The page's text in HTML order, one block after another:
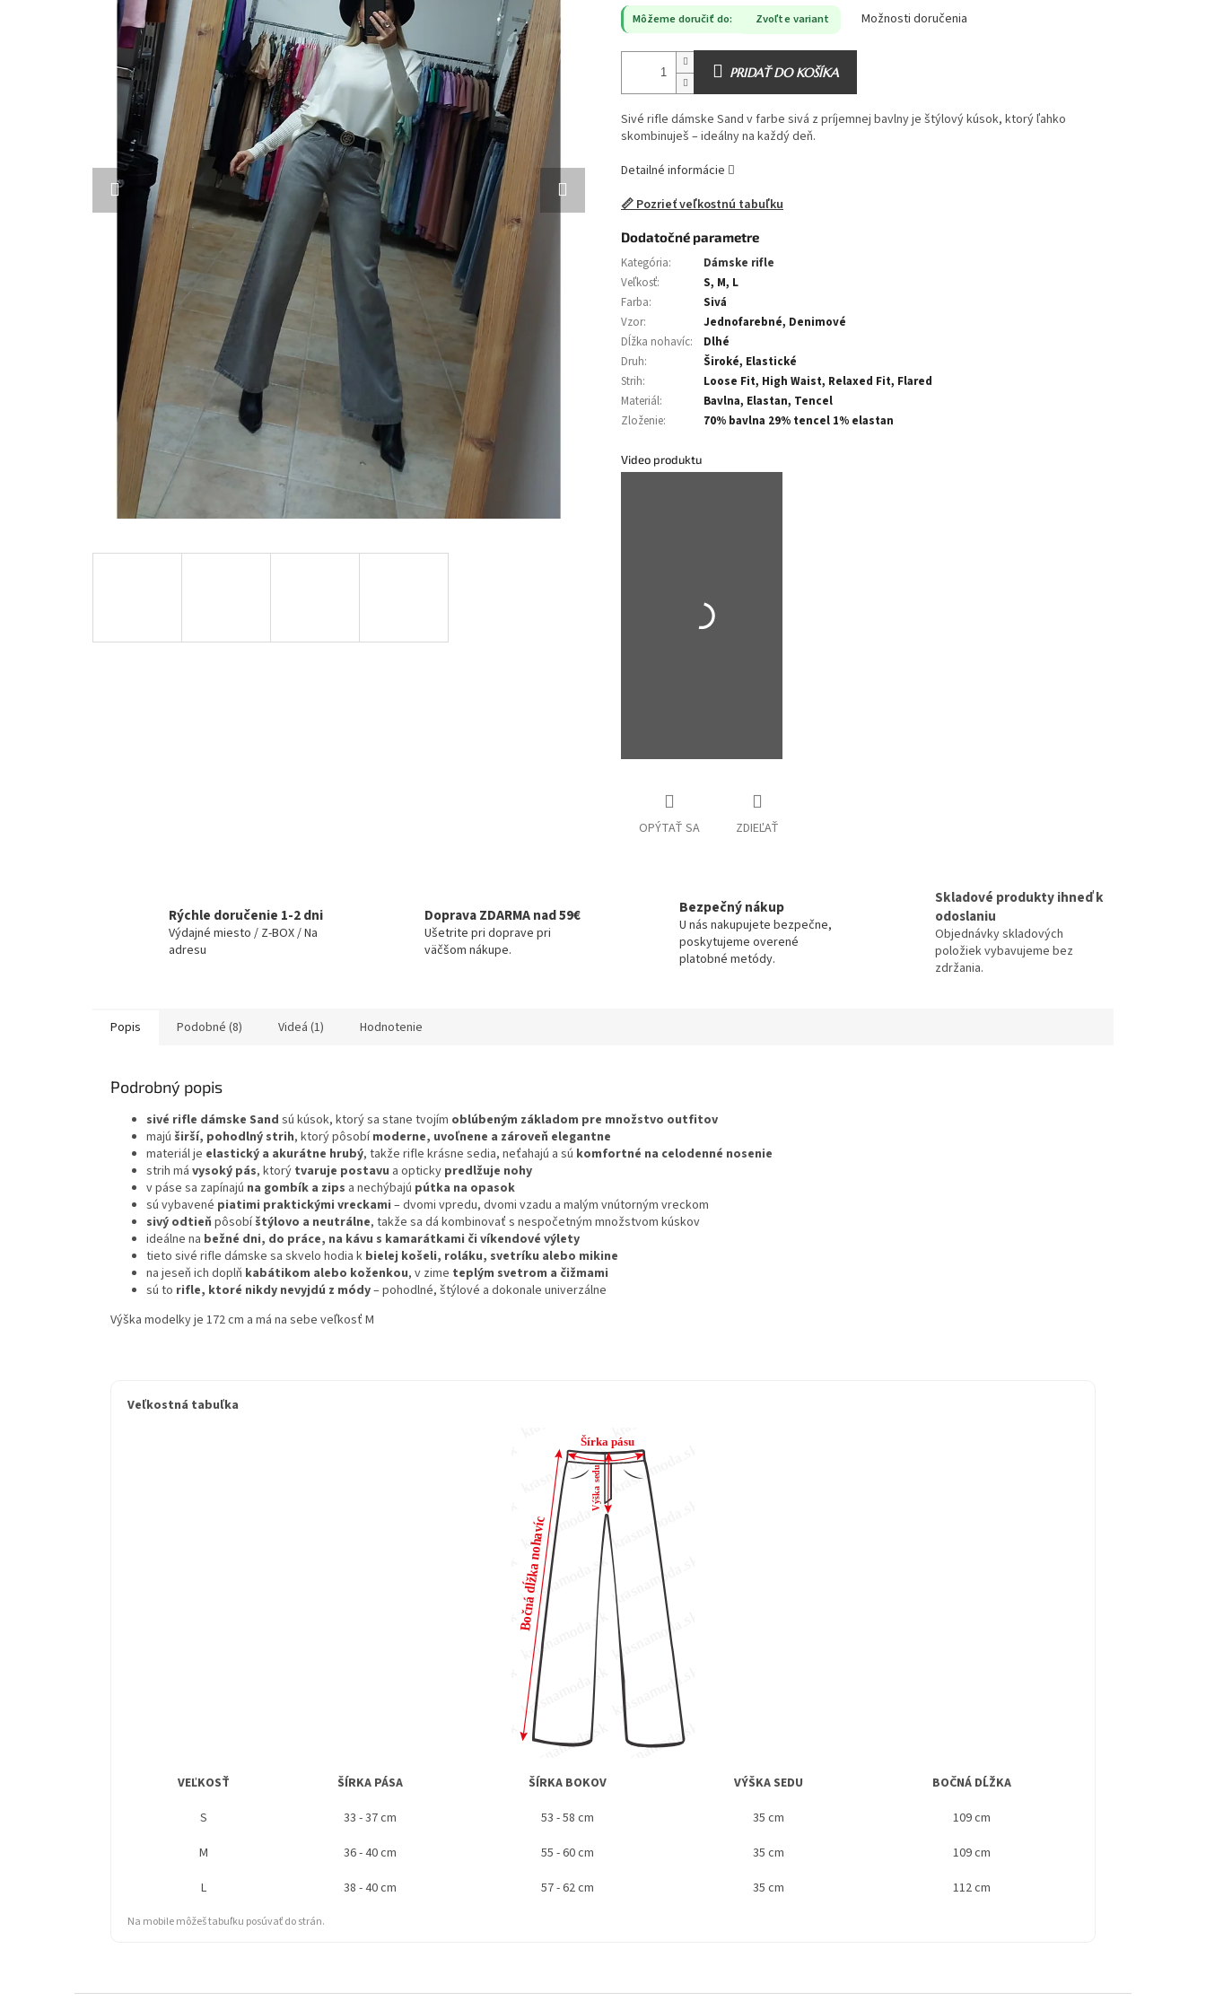
Môžeme doručiť do: Zvoľte variant Možnosti doručenia
PRIDAŤ DO KOŠÍKA
Sivé rifle dámske Sand v farbe sivá z príjemnej bavlny je štýlový kúsok, ktorý ľahko
skombinuješ – ideálny na každý deň.
Detailné informácie
📏 Pozrieť veľkostnú tabuľku
Dodatočné parametre
Kategória:
Dámske rifle
Veľkosť:
S, M, L
Farba:
Sivá
Vzor:
Jednofarebné, Denimové
Dĺžka nohavíc:
Dlhé
Druh:
Široké, Elastické
Strih:
Loose Fit, High Waist, Relaxed Fit, Flared
Materiál:
Bavlna, Elastan, Tencel
Zloženie: 70% bavlna 29% tencel 1% elastan
Video produktu
OPÝTAŤ SA ZDIEĽAŤ
Rýchle doručenie 1-2 dni
Výdajné miesto / Z-BOX / Na
adresu
Doprava ZDARMA nad 59€
Ušetrite pri doprave pri
väčšom nákupe.
Bezpečný nákup
U nás nakupujete bezpečne,
poskytujeme overené
platobné metódy.
Skladové produkty ihneď k
odoslaniu
Objednávky skladových
položiek vybavujeme bez
zdržania.
Popis Podobné (8) Videá (1) Hodnotenie
Podrobný popis
sivé rifle dámske Sand sú kúsok, ktorý sa stane tvojím oblúbeným základom pre množstvo outfitov
majú širší, pohodlný strih, ktorý pôsobímoderne, uvoľnene a zároveň elegantne
materiál je elastický a akurátne hrubý, takže rifle krásne sedia, neťahajú a sú komfortné na celodenné nosenie
strih má vysoký pás, ktorý tvaruje postavu a opticky predlžuje nohy
v páse sa zapínajú na gombík a zips a nechýbajú pútka na opasok
sú vybavené piatimi praktickými vreckami – dvomi vpredu, dvomi vzadu a malým vnútorným vreckom
sivý odtieň pôsobíštýlovo a neutrálne, takže sa dá kombinovať s nespočetným množstvom kúskov
ideálne na bežné dni, do práce, na kávu s kamarátkami či víkendové výlety
tieto sivé rifle dámske sa skvelo hodia k bielej košeli, roláku, svetríku alebo mikine
na jeseň ich doplň kabátikom alebo koženkou, v zime teplým svetrom a čižmami
sú to rifle, ktoré nikdy nevyjdú z módy– pohodlné, štýlové a dokonale univerzálne
Výška modelky je 172 cm a má na sebe veľkosť M
Veľkostná tabuľka
VEĽKOSŤ ŠÍRKA PÁSA ŠÍRKA BOKOV VÝŠKA SEDU
BOČNÁ DĹŽKA
S
33 - 37 cm 53 - 58 cm 35 cm
109 cm
M
36 - 40 cm 55 - 60 cm 35 cm
109 cm
L
38 - 40 cm 57 - 62 cm 35 cm 112 cm
Na mobile môžeš tabuľku posúvať do strán.